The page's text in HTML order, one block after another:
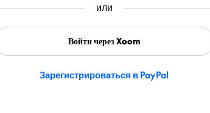
или
Войти через Xoom
Зарегистрироваться в PayPal